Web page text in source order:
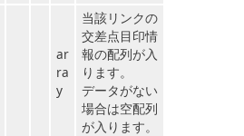
ar
ra
y
当該リンクの
交差点目印情
報の配列が入
ります。
データがない
場合は空配列
が入ります。